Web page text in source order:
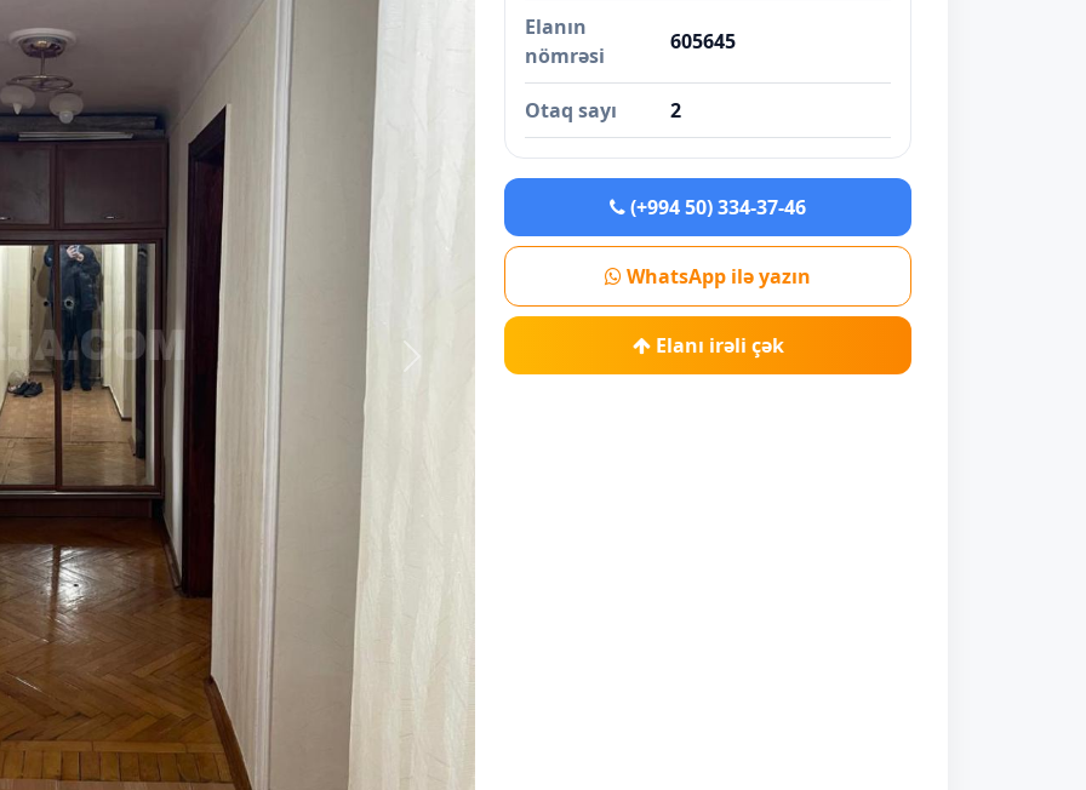
Next
Elanın
nömrəsi
605645
Otaq sayı 2
(+994 50) 334-37-46
WhatsApp ilə yazın
Elanı irəli çək